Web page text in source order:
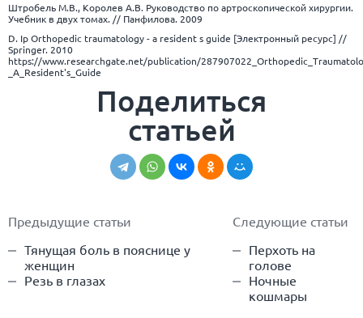
Штробель М.В., Королев А.В. Руководство по артроскопической хирургии.
Учебник в двух томах. // Панфилова. 2009
D. Ip Orthopedic traumatology - a resident s guide [Электронный ресурс] //
Springer. 2010
https://www.researchgate.net/publication/
_A_Resident's_Guide
Поделиться
статьей
Предыдущие статьи
Тянущая боль в пояснице у
женщин
Резь в глазах
Следующие статьи
Перхоть на
голове
Ночные
кошмары